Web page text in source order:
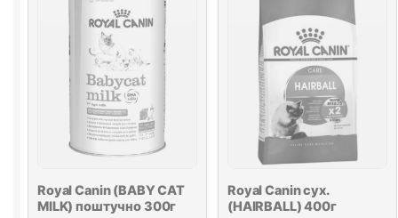
Royal Canin (BABY CAT
MILK) поштучно 300г
Royal Canin сух.
(HAIRBALL) 400г